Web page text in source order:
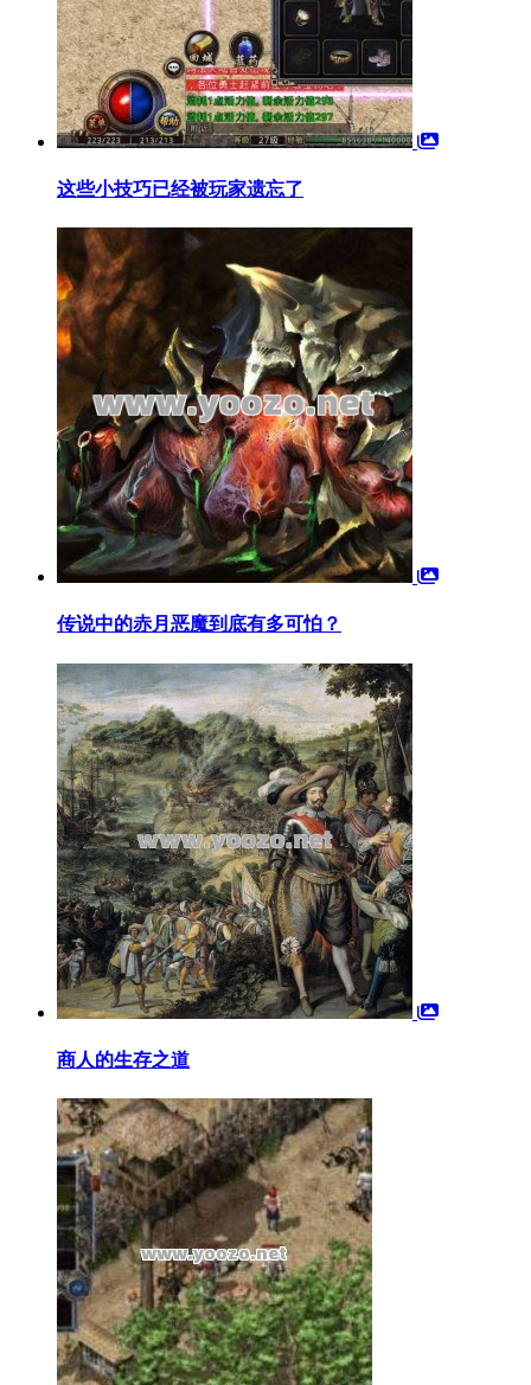
这些小技巧已经被玩家遗忘了
传说中的赤月恶魔到底有多可怕？
商人的生存之道